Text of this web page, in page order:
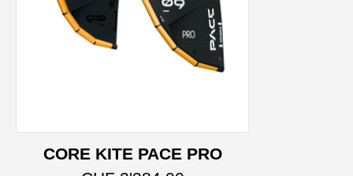
CORE KITE PACE PRO